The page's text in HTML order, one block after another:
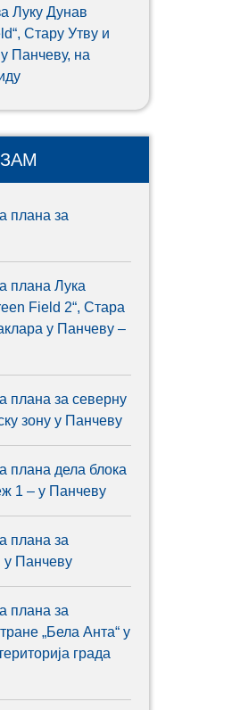
Луку Дунав
Стару Утву и
Панчеву, на
плана за
плана Лука
Field 2“, Стара
у Панчеву –
плана за северну
зону у Панчеву
плана дела блока
1 – у Панчеву
плана за
Панчеву
плана за
„Бела Анта“ у
града